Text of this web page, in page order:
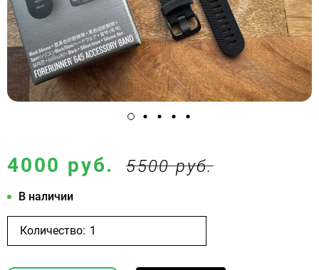
4000 руб. 5500 руб.
В наличии
Количество: